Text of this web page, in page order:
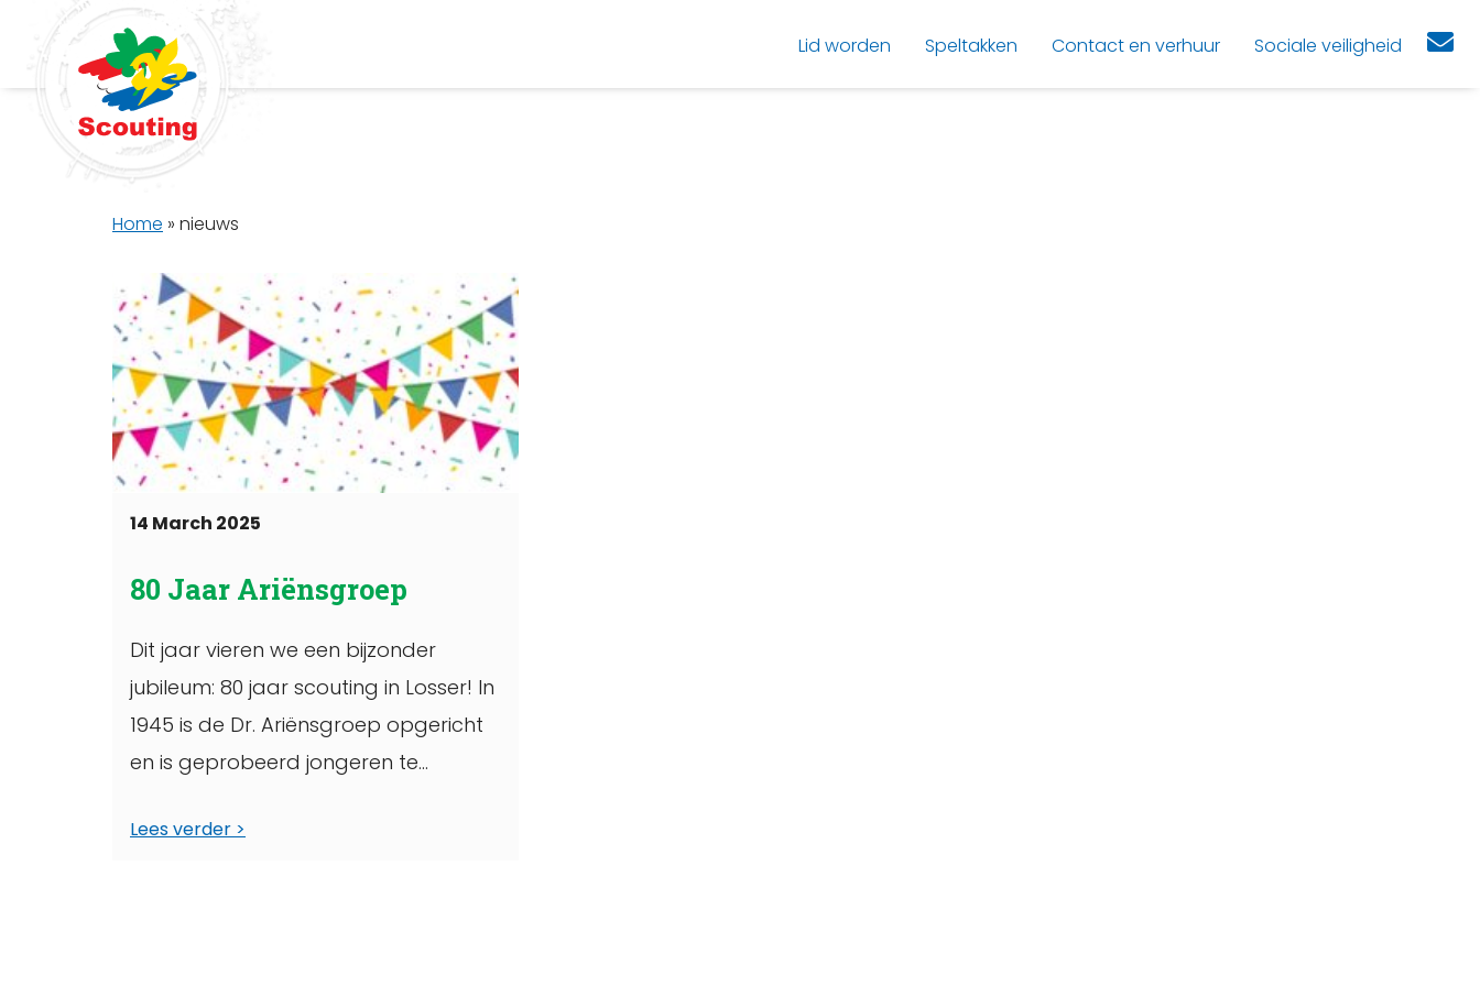
Lid worden Speltakken Contact en verhuur Sociale veiligheid
Home » nieuws
14 March 2025
80 Jaar Ariënsgroep
Dit jaar vieren we een bijzonder
jubileum: 80 jaar scouting in Losser! In
1945 is de Dr. Ariënsgroep opgericht
en is geprobeerd jongeren te
Lees verder